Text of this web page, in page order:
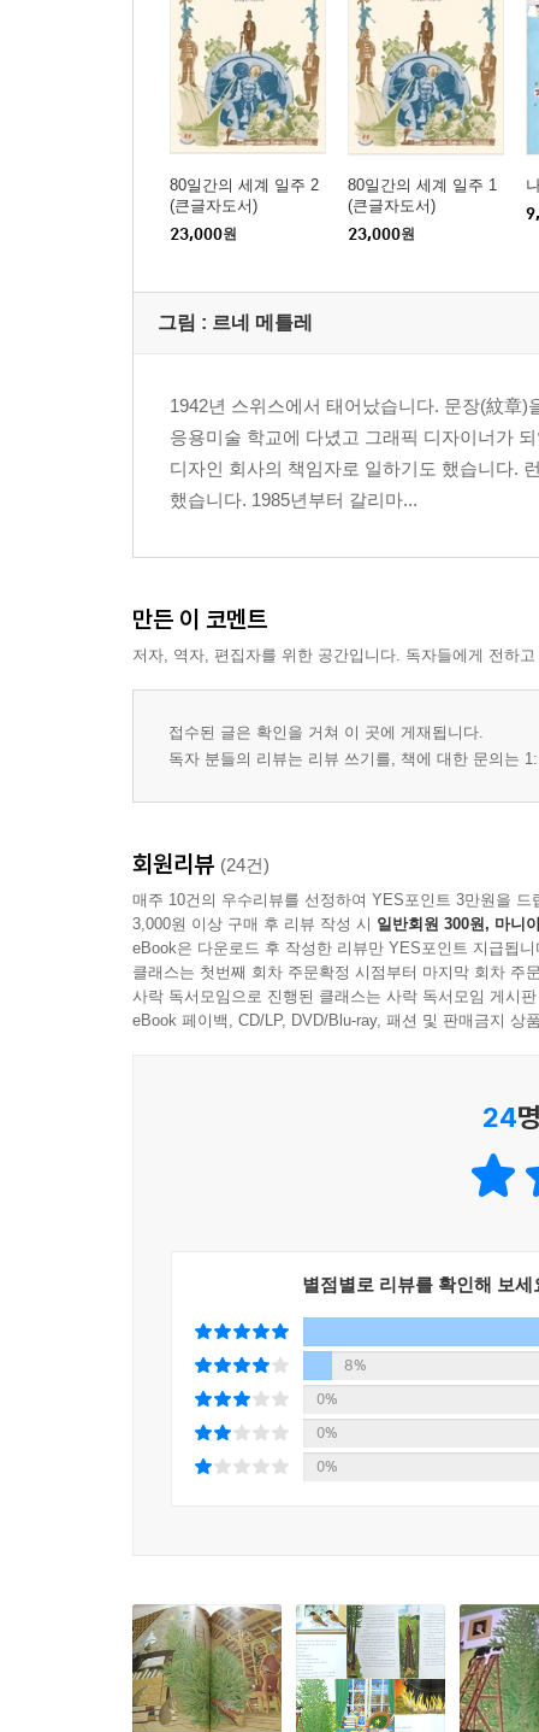
80일간의 세계 일주 2
(큰글자도서)
23,000원
80일간의 세계 일주 1
(큰글자도서)
23,000원
그림 : 르네 메틀레
1942년 스위스에서 태어났습니다. 문장(紋章
응용미술 학교에 다녔고 그래픽 디자이너가
디자인 회사의 책임자로 일하기도 했습니다.
했습니다. 1985년부터 갈리마...
만든 이 코멘트
저자, 역자, 편집자를 위한 공간입니다. 독자들에게 전하
접수된 글은 확인을 거쳐 이 곳에 게재됩니다.
독자 분들의 리뷰는 리뷰 쓰기를, 책에 대한 문의는
회원리뷰 (24건)
매주 10건의 우수리뷰를 선정하여 YES포인트 3만원을 드
3,000원 이상 구매 후 리뷰 작성 시 일반회원 300원, 마니
eBook은 다운로드 후 작성한 리뷰만 YES포인트 지급됩니
클래스는 첫번째 회차 주문확정 시점부터 마지막 회차 주
사락 독서모임으로 진행된 클래스는 사락 독서모임 게시
eBook 페이백, CD/LP, DVD/Blu-ray, 패션 및 판매금지 상
24
별점별로 리뷰를 확인해 보세
8%
0%
0%
0%